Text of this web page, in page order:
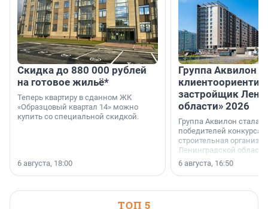
Скидка до 880 000 рублей
на готовое жильё*
Теперь квартиру в сданном ЖК
«Образцовый квартал 14» можно
купить со специальной скидкой.
6 августа, 18:00
Группа Аквилон
застройщик
области» 2026
Группа Аквилон стала
победителей конкурса
строительная
Ленинградской области
номинации «Самый
застройщик
6 августа, 16:50
ТОП 5